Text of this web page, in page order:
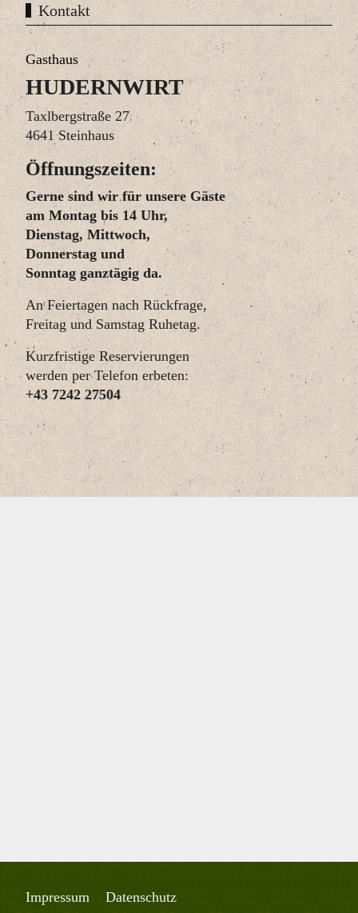
Kontakt
Gasthaus
HUDERNWIRT
Taxlbergstraße 27
4641 Steinhaus
Öffnungszeiten:
Gerne sind wir für unsere Gäste
am Montag bis 14 Uhr,
Dienstag, Mittwoch,
Donnerstag und
Sonntag ganztägig da.
An Feiertagen nach Rückfrage,
Freitag und Samstag Ruhetag.
Kurzfristige Reservierungen
werden per Telefon erbeten:
+43 7242 27504
Impressum
Datenschutz